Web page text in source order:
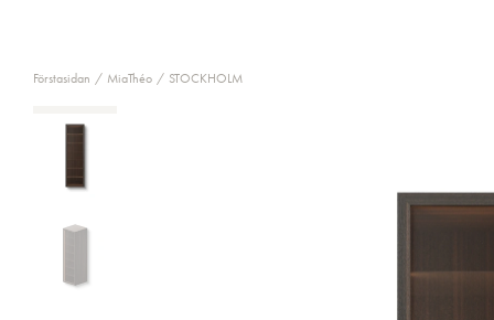
Förstasidan MiaThéo STOCKHOLM